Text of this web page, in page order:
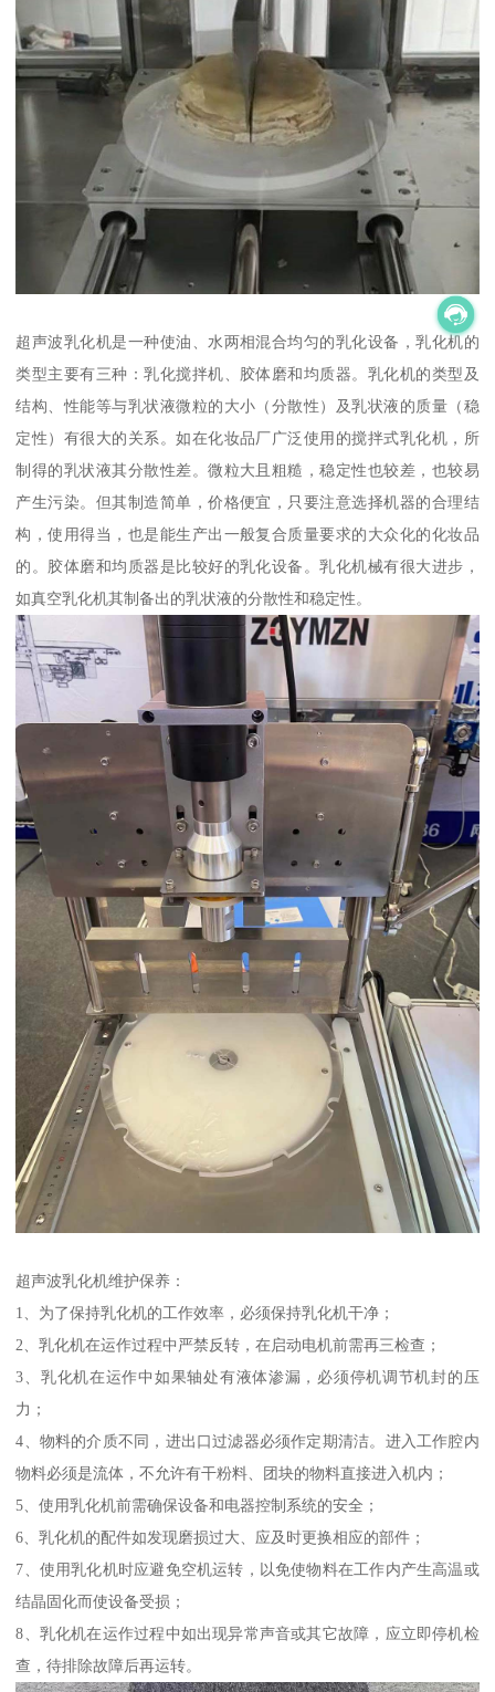
超声波乳化机是一种使油、水两相混合均匀的乳化设备，乳化机的
类型主要有三种：乳化搅拌机、胶体磨和均质器。乳化机的类型及
结构、性能等与乳状液微粒的大小（分散性）及乳状液的质量（稳
定性）有很大的关系。如在化妆品厂广泛使用的搅拌式乳化机，所
制得的乳状液其分散性差。微粒大且粗糙，稳定性也较差，也较易
产生污染。但其制造简单，价格便宜，只要注意选择机器的合理结
构，使用得当，也是能生产出一般复合质量要求的大众化的化妆品
的。胶体磨和均质器是比较好的乳化设备。乳化机械有很大进步，
如真空乳化机其制备出的乳状液的分散性和稳定性。
超声波乳化机维护保养：
1、为了保持乳化机的工作效率，必须保持乳化机干净；
2、乳化机在运作过程中严禁反转，在启动电机前需再三检查；
3、乳化机在运作中如果轴处有液体渗漏，必须停机调节机封的压
力；
4、物料的介质不同，进出口过滤器必须作定期清洁。进入工作腔内
物料必须是流体，不允许有干粉料、团块的物料直接进入机内；
5、使用乳化机前需确保设备和电器控制系统的安全；
6、乳化机的配件如发现磨损过大、应及时更换相应的部件；
7、使用乳化机时应避免空机运转，以免使物料在工作内产生高温或
结晶固化而使设备受损；
8、乳化机在运作过程中如出现异常声音或其它故障，应立即停机检
查，待排除故障后再运转。